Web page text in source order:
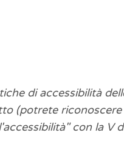
di accessibilità
(potrete
con la V